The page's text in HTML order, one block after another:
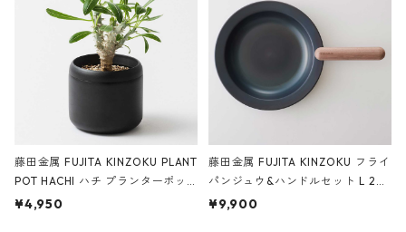
藤田金属 FUJITA KINZOKU PLANT
POT HACHI ハチ プランターポッ
ト 3号 ブラック
¥4,950
藤田金属 FUJITA KINZOKU フライ
パンジュウ&ハンドルセット L 24c
m ガス火・IH対応 鉄フライパン
¥9,900